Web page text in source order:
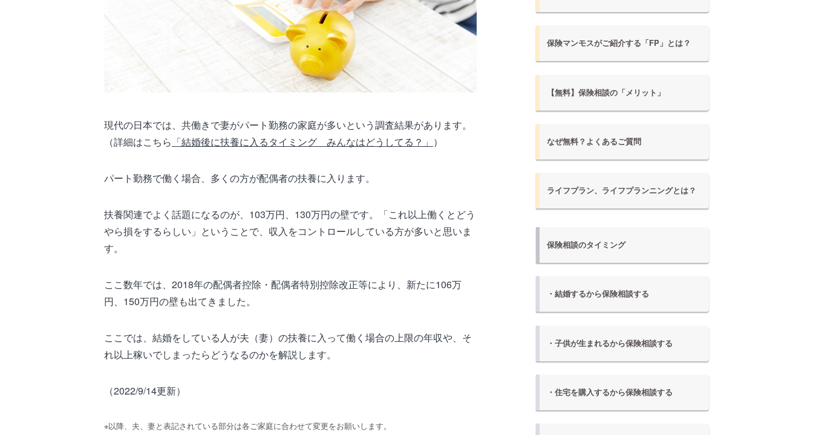
現代の日本では、共働きで妻がパート勤務の家庭が多いという調査結果があります。
（詳細はこちら 「結婚後に扶養に入るタイミング みんなはどうしてる？」 ）
パート勤務で働く場合、多くの方が配偶者の扶養に入ります。
扶養関連でよく話題になるのが、103万円、130万円の壁です。「これ以上働くとどう
やら損をするらしい」ということで、収入をコントロールしている方が多いと思いま
す。
ここ数年では、2018年の配偶者控除・配偶者特別控除改正等により、新たに106万
円、150万円の壁も出てきました。
ここでは、結婚をしている人が夫（妻）の扶養に入って働く場合の上限の年収や、そ
れ以上稼いでしまったらどうなるのかを解説します。
（2022/9/14更新）
※以降、夫、妻と表記されている部分は各ご家庭に合わせて変更をお願いします。
保険マンモスがご紹介する「FP」とは？
【無料】保険相談の「メリット」
なぜ無料？よくあるご質問
ライフプラン、ライフプランニングとは？
保険相談のタイミング
・結婚するから保険相談する
・子供が生まれるから保険相談する
・住宅を購入するから保険相談する